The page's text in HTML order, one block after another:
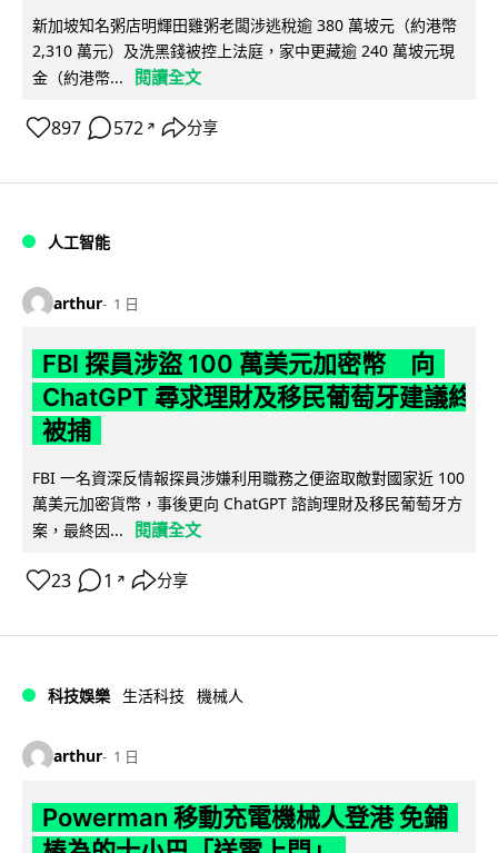
新加坡知名粥店明輝田雞粥老闆涉逃稅逾 380 萬坡元（約港幣
2,310 萬元）及洗黑錢被控上法庭，家中更藏逾 240 萬坡元現
金（約港幣...
閱讀全文
897 572 ↗ 分享
人工智能
arthur 1 日
FBI 探員涉盜 100 萬美元加密幣 向
ChatGPT 尋求理財及移民葡萄牙建議終
被捕
FBI 一名資深反情報探員涉嫌利用職務之便盜取敵對國家近 100
萬美元加密貨幣，事後更向 ChatGPT 諮詢理財及移民葡萄牙方
案，最終因...
閱讀全文
23 1 ↗ 分享
科技娛樂 生活科技 機械人
arthur 1 日
Powerman 移動充電機械人登港 免鋪